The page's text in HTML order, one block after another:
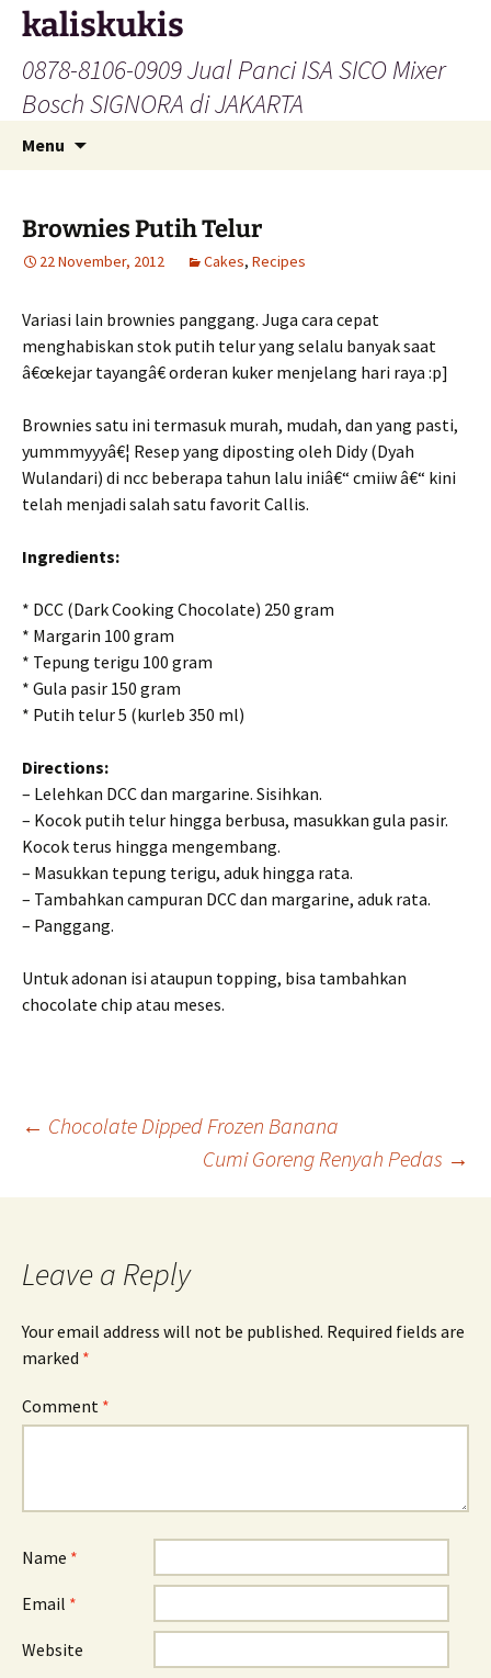
Skip
content
kaliskukis
0878-8106-0909 Jual Panci ISA SICO Mixer
Bosch SIGNORA di JAKARTA
Menu
Brownies Putih Telur
22 November, 2012 Cakes, Recipes
Variasi lain brownies panggang. Juga cara cepat
menghabiskan stok putih telur yang selalu banyak saat
â€œkejar tayangâ€ orderan kuker menjelang hari raya :p]
Brownies satu ini termasuk murah, mudah, dan yang pasti,
yummmyyyâ€¦ Resep yang diposting oleh Didy (Dyah
Wulandari) di ncc beberapa tahun lalu iniâ€“ cmiiw â€“ kini
telah menjadi salah satu favorit Callis.
Ingredients:
* DCC (Dark Cooking Chocolate) 250 gram
* Margarin 100 gram
* Tepung terigu 100 gram
* Gula pasir 150 gram
* Putih telur 5 (kurleb 350 ml)
Directions:
– Lelehkan DCC dan margarine. Sisihkan.
– Kocok putih telur hingga berbusa, masukkan gula pasir.
Kocok terus hingga mengembang.
– Masukkan tepung terigu, aduk hingga rata.
– Tambahkan campuran DCC dan margarine, aduk rata.
– Panggang.
Untuk adonan isi ataupun topping, bisa tambahkan
chocolate chip atau meses.
Post
navigation
← Chocolate Dipped Frozen Banana
Cumi Goreng Renyah Pedas →
Leave a Reply
Your email address will not be published. Required fields are
marked *
Comment *
Name *
Email *
Website